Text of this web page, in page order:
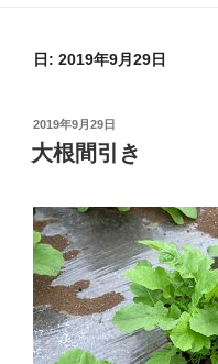
日: 2019年9月29日
投
稿
日:
2019年9月29日
大根間引き